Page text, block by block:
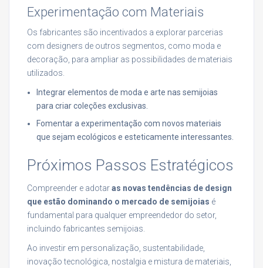
Experimentação com Materiais
Os fabricantes são incentivados a explorar parcerias
com designers de outros segmentos, como moda e
decoração, para ampliar as possibilidades de materiais
utilizados.
Integrar elementos de moda e arte nas semijoias
para criar coleções exclusivas.
Fomentar a experimentação com novos materiais
que sejam ecológicos e esteticamente interessantes.
Próximos Passos Estratégicos
Compreender e adotaras novas tendências de design
que estão dominando o mercado de semijoias é
fundamental para qualquer empreendedor do setor,
incluindo fabricantes semijoias.
Ao investir em personalização, sustentabilidade,
inovação tecnológica, nostalgia e mistura de materiais,